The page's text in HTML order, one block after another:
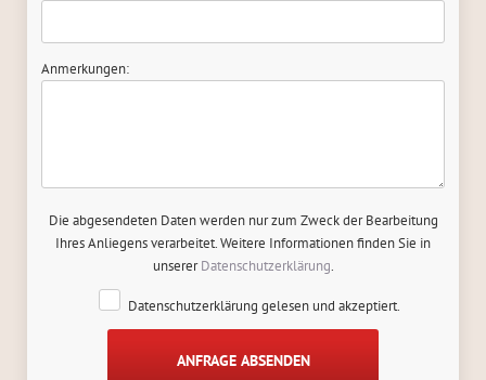
Anmerkungen:
Die abgesendeten Daten werden nur zum Zweck der Bearbeitung
Ihres Anliegens verarbeitet. Weitere Informationen finden Sie in
unsererDatenschutzerklärung.
Datenschutzerklärung gelesen und akzeptiert.